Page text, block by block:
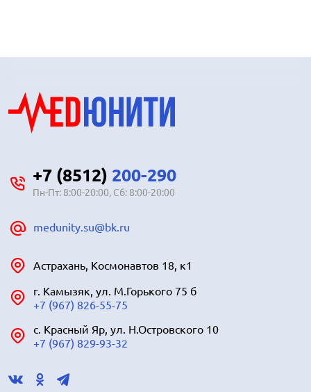
+7 (8512) 200-290
Пн-Пт: 8:00-20:00, Сб: 8:00-20:00
medunity.su@bk.ru
Астрахань, Космонавтов 18, к1
г. Камызяк, ул. М.Горького 75 б
+7 (967) 826-55-75
с. Красный Яр, ул. Н.Островского 10
+7 (967) 829-93-32